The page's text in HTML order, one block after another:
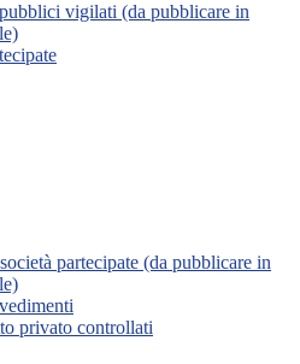
vigilati (da pubblicare in
partecipate (da pubblicare in
privato controllati